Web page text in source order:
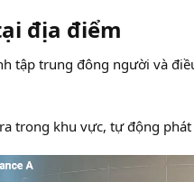
địa điểm​
tập trung đông người và
trong khu vực, tự động